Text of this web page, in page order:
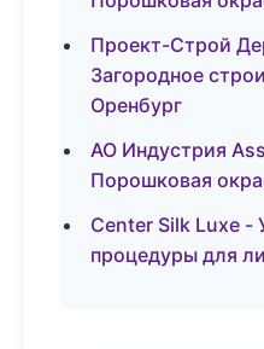
Проект-Строй
Загородное
Оренбург
АО Индустрия
Порошковая
Center Silk Luxe -
процедуры для